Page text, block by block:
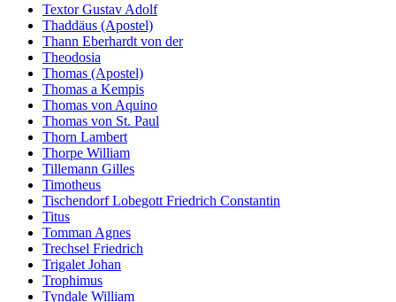
Textor Gustav Adolf
Thaddäus (Apostel)
Thann Eberhardt von der
Theodosia
Thomas (Apostel)
Thomas a Kempis
Thomas von Aquino
Thomas von St. Paul
Thorn Lambert
Thorpe William
Tillemann Gilles
Timotheus
Tischendorf Lobegott Friedrich Constantin
Titus
Tomman Agnes
Trechsel Friedrich
Trigalet Johan
Trophimus
Tyndale William